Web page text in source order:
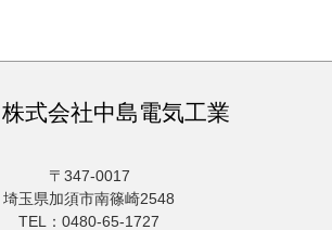
株式会社中島電気工業
〒347-0017
埼玉県加須市南篠崎2548
TEL：0480-65-1727